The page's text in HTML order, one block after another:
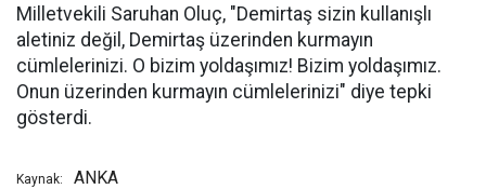
Milletvekili Saruhan Oluç, "Demirtaş sizin kullanışlı
aletiniz değil, Demirtaş üzerinden kurmayın
cümlelerinizi. O bizim yoldaşımız! Bizim yoldaşımız.
Onun üzerinden kurmayın cümlelerinizi" diye tepki
gösterdi.
Kaynak: ANKA